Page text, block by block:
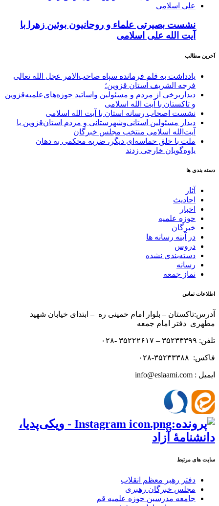
نشست بصیرتی علماء و روحانیون بوئین زهرا با
آیت الله علی اسلامی
آخرین مطالب
یادداشت به قلم فرمانده سپاه صاحب‌الامر عجل الله تعالی
فرجه الشریف استان قزوین؛
دیداربرخی از مردم و مسئولین واساتید حوزه‌های‌علمیه‌قزوین
و تاکستان با آیت الله اسلامی
نشست اصحاب رسانه استان با آیت الله اسلامی
دیدار مسئولین استانی‌وشهرستانی و مردم‌ استان‌قزوین با
آیت‌الله‌ اسلامی منتخب مجلس‌ خبرگان
ملت با خلق حماسه‌ای دیگر، ضربه محکمی به دهان
یاوه‌گویان خارجی زدند
دسته بندی ها
آثار
احادیث
اخبار
حوزه علمیه
خبرگان
در آینه رسانه ها
دروس
دسته‌بندی نشده
رسانه
نماز جمعه
اطلاعات تماس
آدرس:تاکستان – بلوار امام خمینی ره – ابتدای خیابان شهید
مطهری دفتر امام جمعه
تلفن: ۳۵۲۳۳۳۹۹ – ۳۵۲۲۲۶۱۷ -۰۲۸
فاکس: ۳۵۲۳۳۳۸۸-۰۲۸
ایمیل : info@eslaami.com
سایت های مرتبط
دفتر رهبر معظم انقلاب
مجلس خبرگان رهبری
جامعه مدرسین حوزه علمیه قم